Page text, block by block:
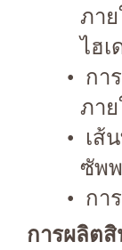
ภา
ไฮเ
กา
ภา
เส้
ซัพ
กา
การผลิต